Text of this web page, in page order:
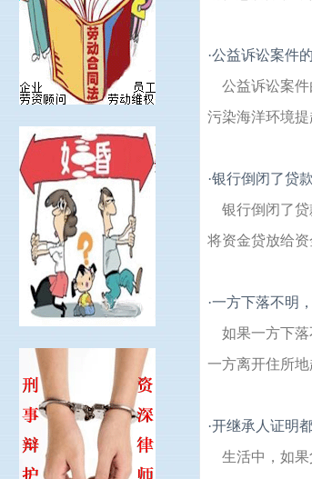
·公益诉讼案件
公益诉讼案
污染海洋环境
·银行倒闭了贷
银行倒闭了
将资金贷放给
·一方下落不明
如果一方下
一方离开住所
·开继承人证明
生活中，如